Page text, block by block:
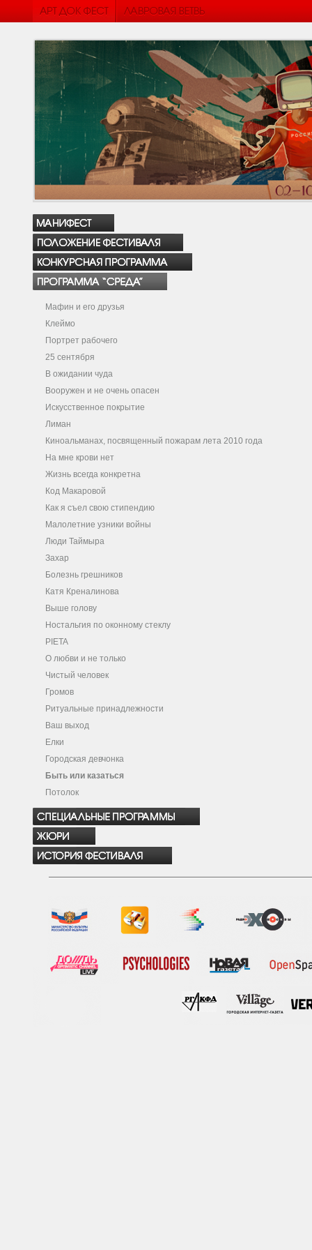
Мафин и его друзья
Клеймо
Портрет рабочего
25 сентября
В ожидании чуда
Вооружен и не очень опасен
Искусственное покрытие
Лиман
Киноальманах, посвященный пожарам лета 2010 года
На мне крови нет
Жизнь всегда конкретна
Код Макаровой
Как я съел свою стипендию
Малолетние узники войны
Люди Таймыра
Захар
Болезнь грешников
Катя Креналинова
Выше голову
Ностальгия по оконному стеклу
PIETA
О любви и не только
Чистый человек
Громов
Ритуальные принадлежности
Ваш выход
Елки
Городская девчонка
Быть или казаться
Потолок